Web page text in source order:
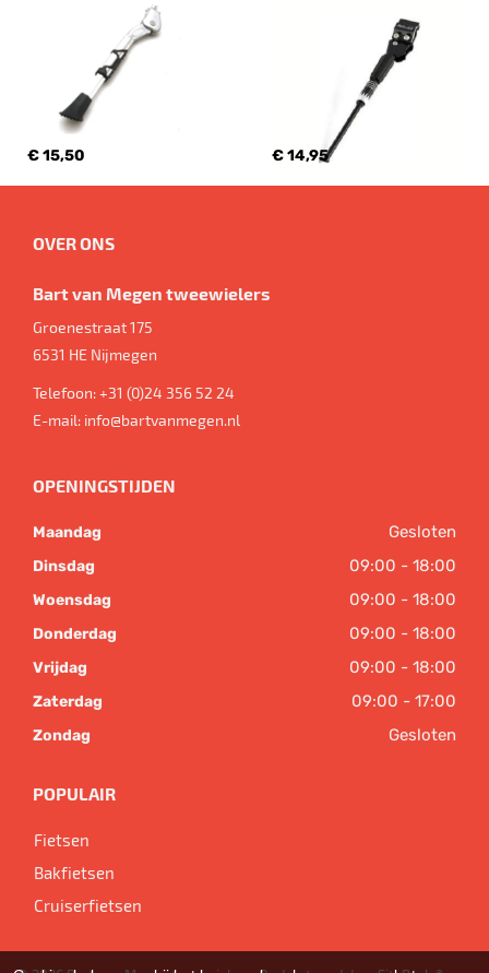
€ 15,50 € 14,95
OVER ONS
Bart van Megen tweewielers
Groenestraat 175
6531 HE Nijmegen
Telefoon:+31 (0)24 356 52 24
E-mail: info@bartvanmegen.nl
OPENINGSTIJDEN
Maandag Gesloten
Dinsdag 09:00 - 18:00
Woensdag 09:00 - 18:00
Donderdag 09:00 - 18:00
Vrijdag 09:00 - 18:00
Zaterdag 09:00 - 17:00
Zondag Gesloten
POPULAIR
Fietsen
Bakfietsen
Cruiserfietsen